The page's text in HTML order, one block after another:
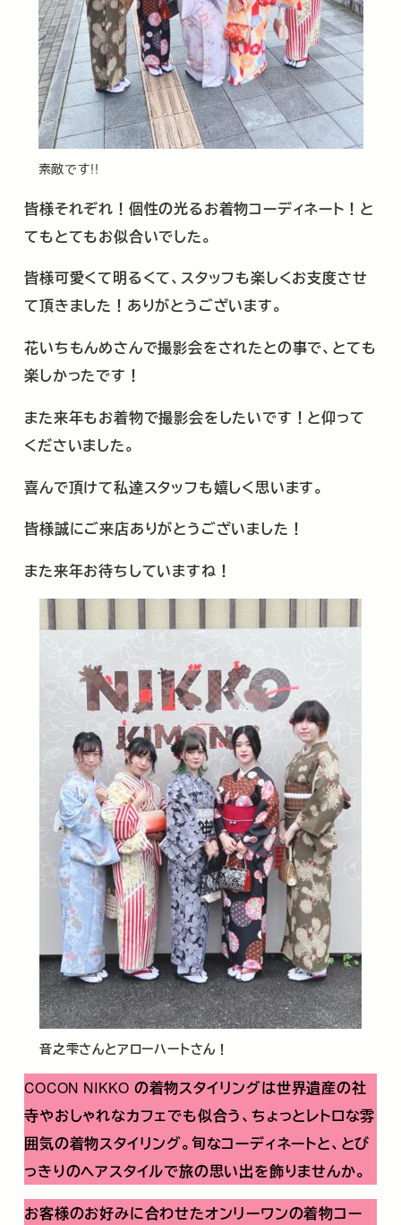
素敵です!!
皆様それぞれ！個性の光るお着物コーディネート！と
てもとてもお似合いでした。
皆様可愛くて明るくて、スタッフも楽しくお支度させ
て頂きました！ありがとうございます。
花いちもんめさんで撮影会をされたとの事で、とても
楽しかったです！
また来年もお着物で撮影会をしたいです！と仰って
くださいました。
喜んで頂けて私達スタッフも嬉しく思います。
皆様誠にご来店ありがとうございました！
また来年お待ちしていますね！
音之雫さんとアローハートさん！
COCON NIKKO の着物スタイリングは世界遺産の社
寺やおしゃれなカフェでも似合う、ちょっとレトロな雰
囲気の着物スタイリング。旬なコーディネートと、とび
っきりのヘアスタイルで旅の思い出を飾りませんか。
お客様のお好みに合わせたオンリーワンの着物コー